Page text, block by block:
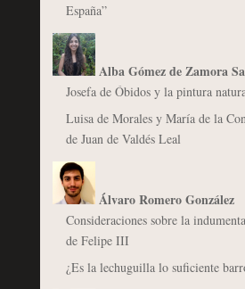
España”
Alba Gómez de Zamora
Josefa de Óbidos y la pintura
Luisa de Morales y María de la
de Juan de Valdés Leal
Álvaro Romero González
Consideraciones sobre la
de Felipe III
¿Es la lechuguilla lo suficiente